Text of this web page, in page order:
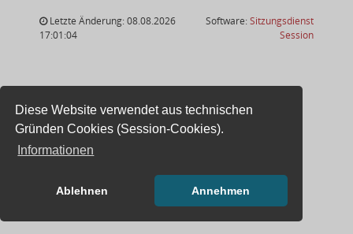
Diese Website verwendet aus technischen
Gründen Cookies (Session-Cookies).
Informationen
Ablehnen Annehmen
Letzte Änderung: 08.08.2026
17:01:04
Software:Sitzungsdienst
Session(Wird in